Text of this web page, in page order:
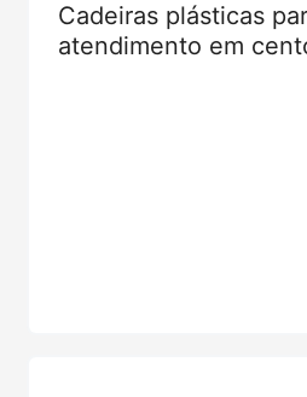
Cadeiras plásticas
atendimento em